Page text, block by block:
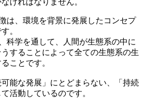
は、環境を背景に発展したコンセプ
。
科学を通して、人間が生態系の中に
することによって全ての生態系の生
ことです。
能な発展」にとどまらない、「持続
活動しているのです。